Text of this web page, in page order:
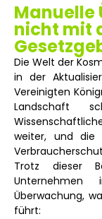
Manuelle
nicht mit
Die Welt der
in der
Vereinigten
Landschaft
weiter, und die
Trotz dieser
Überwachung,
führt: